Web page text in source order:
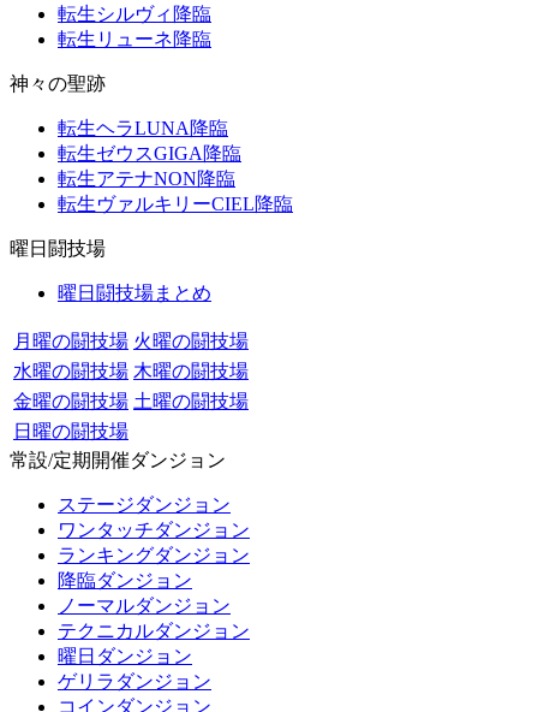
転生シルヴィ降臨
転生リューネ降臨
神々の聖跡
転生ヘラLUNA降臨
転生ゼウスGIGA降臨
転生アテナNON降臨
転生ヴァルキリーCIEL降臨
曜日闘技場
曜日闘技場まとめ
月曜の闘技場 火曜の闘技場
水曜の闘技場 木曜の闘技場
金曜の闘技場 土曜の闘技場
日曜の闘技場
常設/定期開催ダンジョン
ステージダンジョン
ワンタッチダンジョン
ランキングダンジョン
降臨ダンジョン
ノーマルダンジョン
テクニカルダンジョン
曜日ダンジョン
ゲリラダンジョン
コインダンジョン